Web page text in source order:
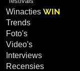
WinactiesWIN
Trends
Foto's
Video's
Interviews
Recensies